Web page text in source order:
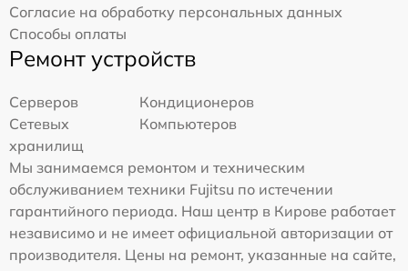
Согласие на обработку персональных данных
Способы оплаты
Ремонт устройств
Серверов
Кондиционеров
Сетевых
хранилищ
Компьютеров
Мы занимаемся ремонтом и техническим
обслуживанием техники Fujitsu по истечении
гарантийного периода. Наш центр в Кирове работает
независимо и не имеет официальной авторизации от
производителя. Цены на ремонт, указанные на сайте,